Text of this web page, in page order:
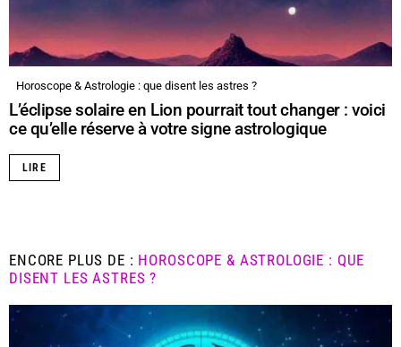
Horoscope & Astrologie : que disent les astres ?
L’éclipse solaire en Lion pourrait tout changer : voici
ce qu’elle réserve à votre signe astrologique
LIRE
ENCORE PLUS DE : HOROSCOPE & ASTROLOGIE : QUE
DISENT LES ASTRES ?